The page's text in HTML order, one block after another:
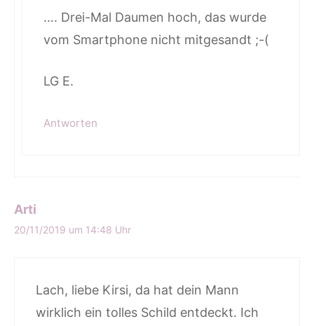
…. Drei-Mal Daumen hoch, das wurde
vom Smartphone nicht mitgesandt ;-(
LG E.
Antworten
Arti
20/11/2019 um 14:48 Uhr
Lach, liebe Kirsi, da hat dein Mann
wirklich ein tolles Schild entdeckt. Ich